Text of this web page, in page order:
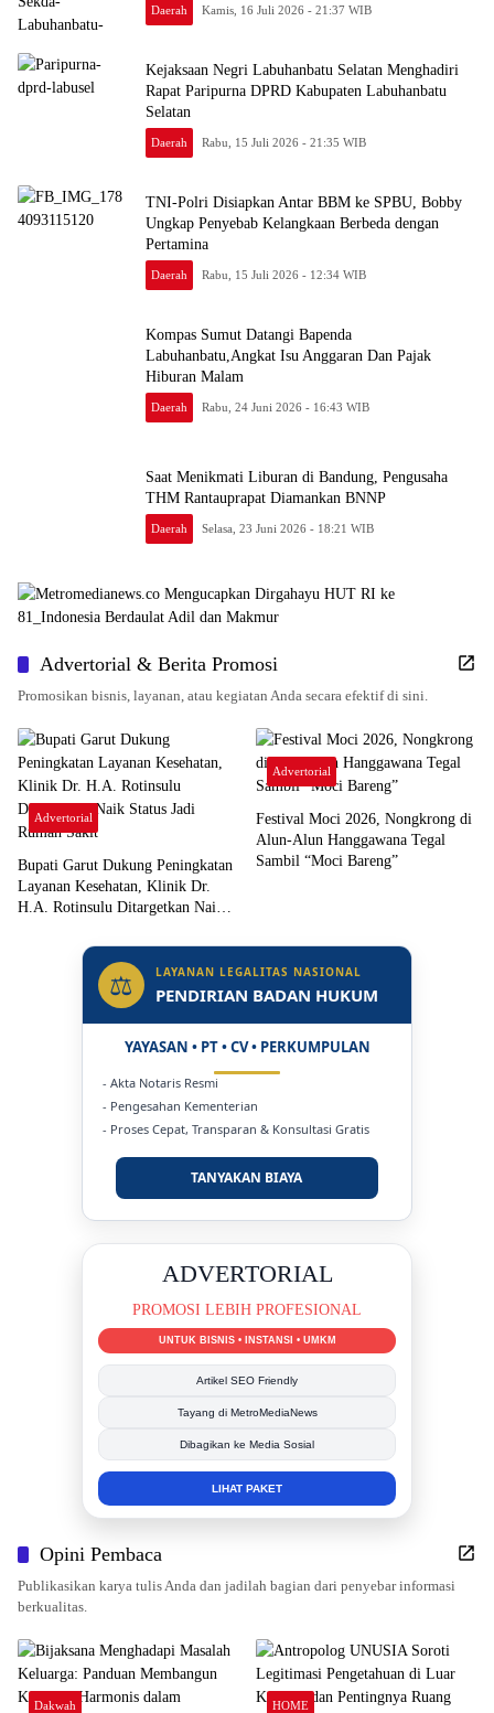
Daerah Kamis, 16 Juli 2026 - 21:37 WIB
Kejaksaan Negri Labuhanbatu Selatan Menghadiri
Rapat Paripurna DPRD Kabupaten Labuhanbatu
Selatan
Daerah Rabu, 15 Juli 2026 - 21:35 WIB
TNI-Polri Disiapkan Antar BBM ke SPBU, Bobby
Ungkap Penyebab Kelangkaan Berbeda dengan
Pertamina
Daerah Rabu, 15 Juli 2026 - 12:34 WIB
Kompas Sumut Datangi Bapenda
Labuhanbatu,Angkat Isu Anggaran Dan Pajak
Hiburan Malam
Daerah Rabu, 24 Juni 2026 - 16:43 WIB
Saat Menikmati Liburan di Bandung, Pengusaha
THM Rantauprapat Diamankan BNNP
Daerah Selasa, 23 Juni 2026 - 18:21 WIB
Advertorial & Berita Promosi
Promosikan bisnis, layanan, atau kegiatan Anda secara efektif di sini.
Advertorial
Bupati Garut Dukung Peningkatan
Layanan Kesehatan, Klinik Dr.
H.A. Rotinsulu Ditargetkan Naik
Advertorial
Festival Moci 2026, Nongkrong di
Alun-Alun Hanggawana Tegal
Sambil “Moci Bareng”
⚖ LAYANAN LEGALITAS NASIONAL
PENDIRIAN BADAN HUKUM
YAYASAN • PT • CV • PERKUMPULAN
- Akta Notaris Resmi
- Pengesahan Kementerian
- Proses Cepat, Transparan & Konsultasi Gratis
TANYAKAN BIAYA
DUKUNG KAMI
BERSAMA METROMEDIANEWS.CO
MEDIA INFORMASI TERPERCAYA
Publikasi Kegiatan
Berita Promosi
Tingkatkan Branding Anda
INFO SELENGKAPNYA
Opini Pembaca
Publikasikan karya tulis Anda dan jadilah bagian dari penyebar informasi
berkualitas.
Dakwah HOME